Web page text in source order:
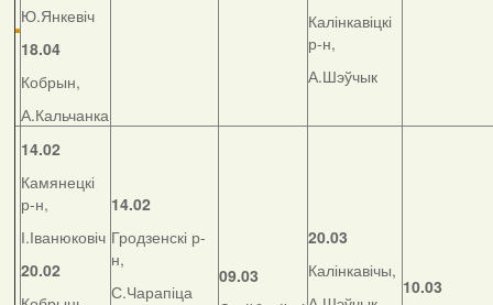
Ю.Янкевіч
18.04
Кобрын,
А.Кальчанка
Калінкавіцкі
р-н,
А.Шэўчык
14.02
Камянецкі
р-н,
І.Іванюковіч
20.02
14.02
Гродзенскі р-
н,
С.Чарапіца
09.03
20.03
Калінкавічы,
10.03